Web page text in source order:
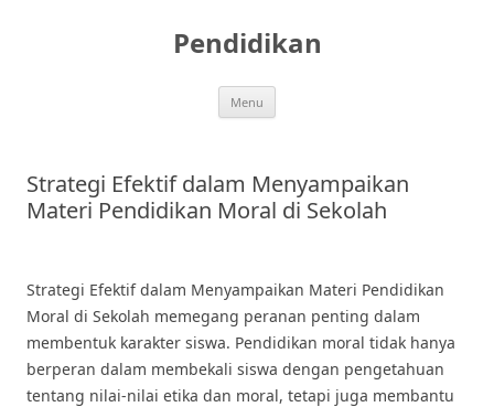
Pendidikan
Menu
Strategi Efektif dalam Menyampaikan
Materi Pendidikan Moral di Sekolah
Strategi Efektif dalam Menyampaikan Materi Pendidikan
Moral di Sekolah memegang peranan penting dalam
membentuk karakter siswa. Pendidikan moral tidak hanya
berperan dalam membekali siswa dengan pengetahuan
tentang nilai-nilai etika dan moral, tetapi juga membantu